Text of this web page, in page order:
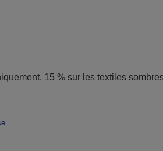
15 % sur les textiles